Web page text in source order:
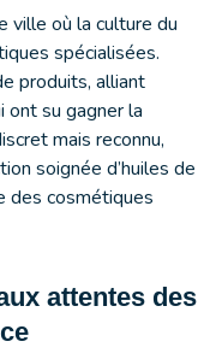
ville où la culture du
spécialisées.
produits, alliant
ont su gagner la
mais reconnu,
soignée d’huiles de
des cosmétiques
attentes des